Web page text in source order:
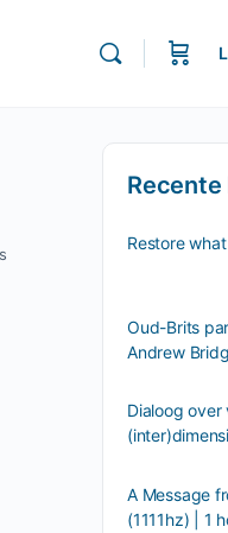
Restore
Oud-Brits
Andrew
Dialoog over
A Message
(1111hz) | 1